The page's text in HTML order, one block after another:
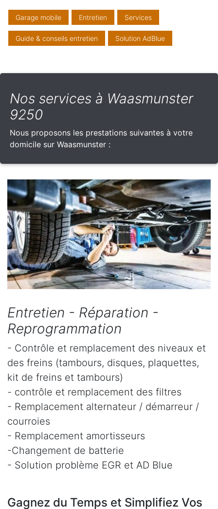
Garage mobile Entretien Services
Guide & conseils entretien Solution AdBlue
Nos services à Waasmunster
9250
Nous proposons les prestations suivantes à votre
domicile sur Waasmunster :
Entretien - Réparation -
Reprogrammation
- Contrôle et remplacement des niveaux et
des freins (tambours, disques, plaquettes,
kit de freins et tambours)
- contrôle et remplacement des filtres
- Remplacement alternateur / démarreur /
courroies
- Remplacement amortisseurs
-Changement de batterie
- Solution problème EGR et AD Blue
Gagnez du Temps et Simplifiez Vos